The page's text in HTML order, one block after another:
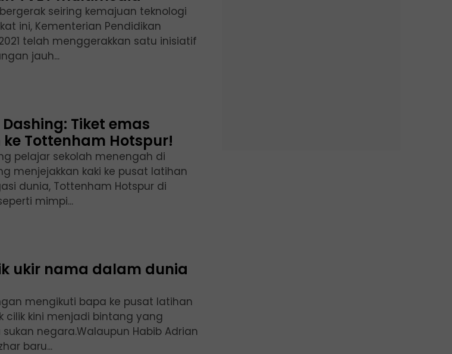
seiring kemajuan teknologi
ini, Kementerian Pendidikan
telah menggerakkan satu inisiatif
jauh...
Tiket emas
Tottenham Hotspur!
pelajar sekolah menengah di
menjejakkan kaki ke pusat latihan
dunia, Tottenham Hotspur di
mimpi...
ukir nama dalam dunia
mengikuti bapa ke pusat latihan
cilik kini menjadi bintang yang
negara.Walaupun Habib Adrian
baru...